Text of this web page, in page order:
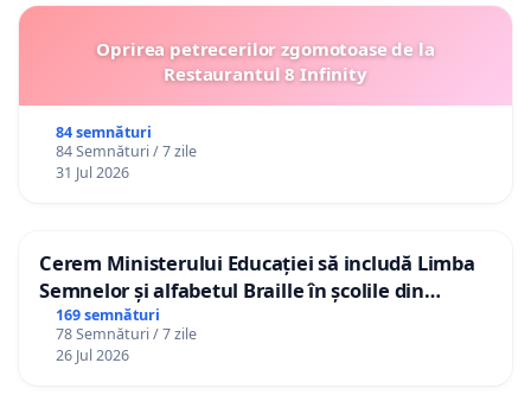
Oprirea petrecerilor zgomotoase de la
Restaurantul 8 Infinity
84 semnături
84 Semnături / 7 zile
31 Jul 2026
Cerem Ministerului Educației să includă Limba
Semnelor și alfabetul Braille în școlile din
Republica Moldova!
169 semnături
78 Semnături / 7 zile
26 Jul 2026